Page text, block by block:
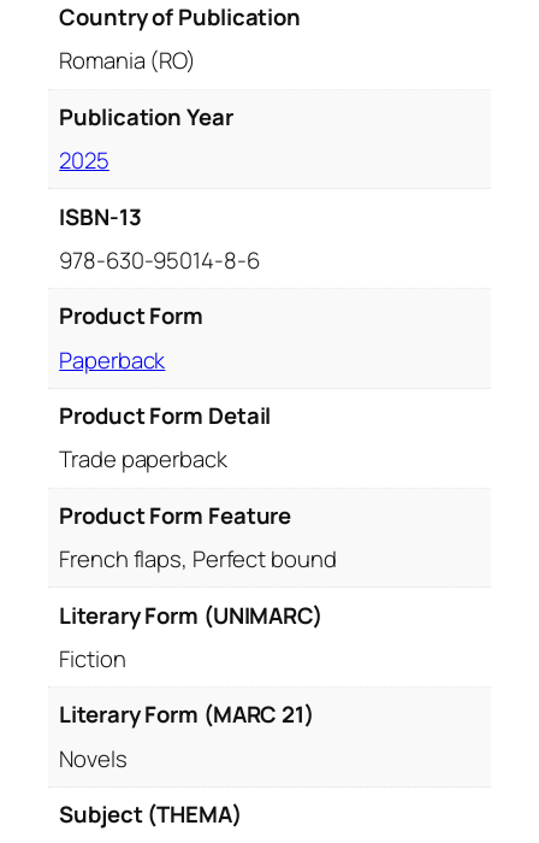
Country of Publication
Romania (RO)
Publication Year
2025
ISBN-13
978-630-95014-8-6
Product Form
Paperback
Product Form Detail
Trade paperback
Product Form Feature
French flaps, Perfect bound
Literary Form (UNIMARC)
Fiction
Literary Form (MARC 21)
Novels
Subject (THEMA)